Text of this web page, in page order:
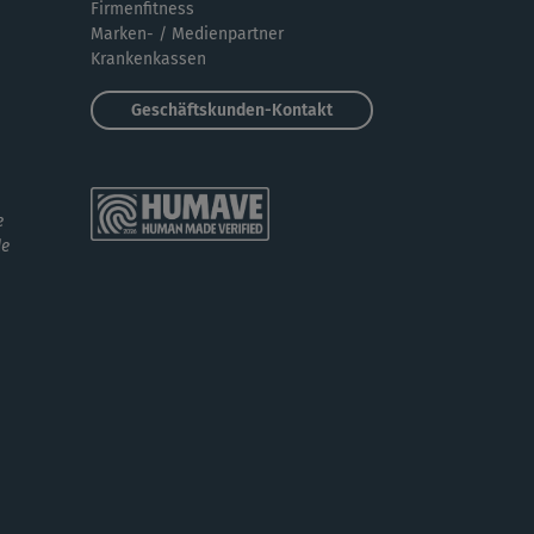
sehr viel Spaß gemacht und war richtig
Firmenfitness
Marken- / Medienpartner
Krankenkassen
Geschäftskunden-Kontakt